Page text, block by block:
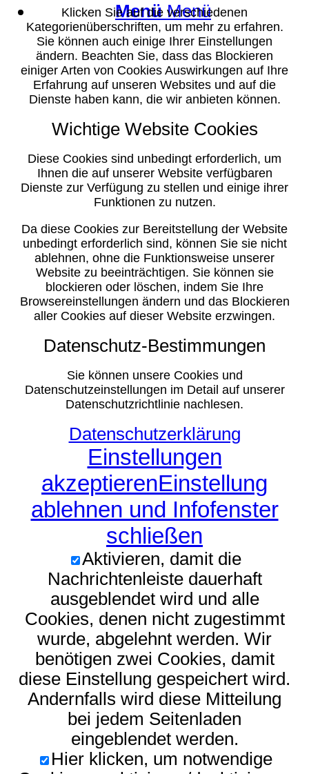
Menü Menü
Klicken Sie auf die verschiedenen
Kategorienüberschriften, um mehr zu erfahren.
Sie können auch einige Ihrer Einstellungen
ändern. Beachten Sie, dass das Blockieren
einiger Arten von Cookies Auswirkungen auf Ihre
Erfahrung auf unseren Websites und auf die
Dienste haben kann, die wir anbieten können.
Wichtige Website Cookies
Diese Cookies sind unbedingt erforderlich, um
Ihnen die auf unserer Website verfügbaren
Dienste zur Verfügung zu stellen und einige ihrer
Funktionen zu nutzen.
Da diese Cookies zur Bereitstellung der Website
unbedingt erforderlich sind, können Sie sie nicht
ablehnen, ohne die Funktionsweise unserer
Website zu beeinträchtigen. Sie können sie
blockieren oder löschen, indem Sie Ihre
Browsereinstellungen ändern und das Blockieren
aller Cookies auf dieser Website erzwingen.
Datenschutz-Bestimmungen
Sie können unsere Cookies und
Datenschutzeinstellungen im Detail auf unserer
Datenschutzrichtlinie nachlesen.
Datenschutzerklärung
Einstellungen
akzeptierenEinstellung
ablehnen und Infofenster
schließen
Aktivieren, damit die
Nachrichtenleiste dauerhaft
ausgeblendet wird und alle
Cookies, denen nicht zugestimmt
wurde, abgelehnt werden. Wir
benötigen zwei Cookies, damit
diese Einstellung gespeichert wird.
Andernfalls wird diese Mitteilung
bei jedem Seitenladen
eingeblendet werden.
Hier klicken, um notwendige